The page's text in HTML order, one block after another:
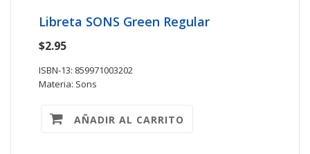
Libreta SONS Green Regular
$2.95
ISBN-13: 859971003202
Materia: Sons
AÑADIR AL CARRITO